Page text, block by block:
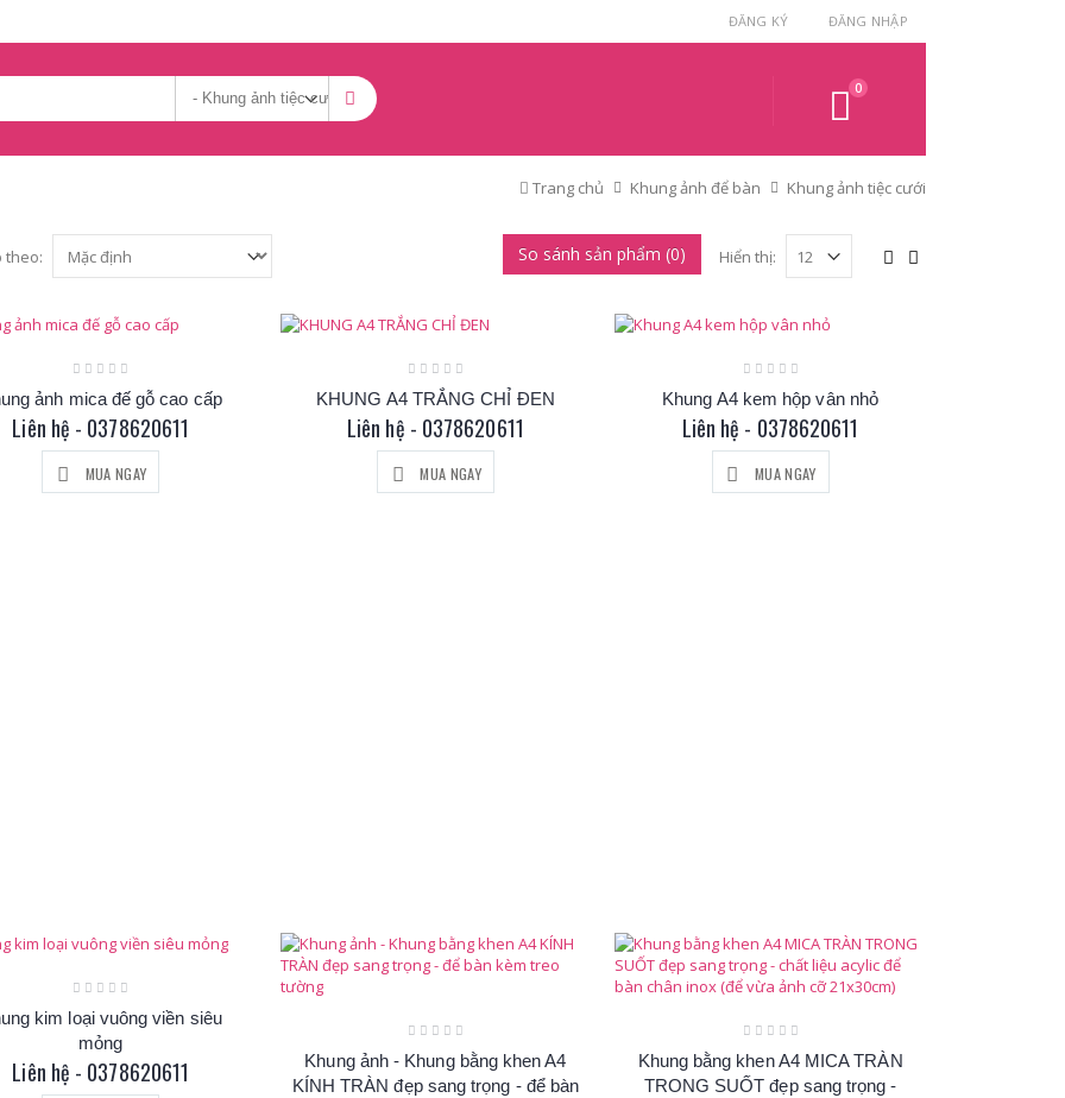
ĐĂNG KÝ ĐĂNG NHẬP
0
Trang chủ Khung ảnh để bàn Khung ảnh tiệc cưới
theo: Hiển thị:
So sánh sản phẩm (0)
ảnh mica đế gỗ cao cấp
Liên hệ - 0378620611
MUA NGAY
KHUNG A4 TRẮNG CHỈ ĐEN
Liên hệ - 0378620611
MUA NGAY
Khung A4 kem hộp vân nhỏ
Liên hệ - 0378620611
MUA NGAY
kim loại vuông viền siêu
mỏng
Liên hệ - 0378620611
Khung ảnh - Khung bằng khen A4
KÍNH TRÀN đẹp sang trọng - để bàn
Khung bằng khen A4 MICA TRÀN
TRONG SUỐT đẹp sang trọng -